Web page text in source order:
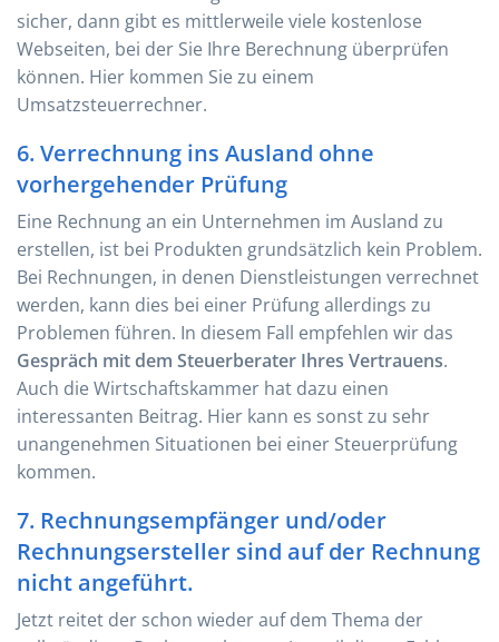
sicher, dann gibt es mittlerweile viele kostenlose
Webseiten, bei der Sie Ihre Berechnung überprüfen
können. Hier kommen Sie zu einem
Umsatzsteuerrechner.
6. Verrechnung ins Ausland ohne
vorhergehender Prüfung
Eine Rechnung an ein Unternehmen im Ausland zu
erstellen, ist bei Produkten grundsätzlich kein Problem.
Bei Rechnungen, in denen Dienstleistungen verrechnet
werden, kann dies bei einer Prüfung allerdings zu
Problemen führen. In diesem Fall empfehlen wir das
Gespräch mit dem Steuerberater Ihres Vertrauens.
Auch die Wirtschaftskammer hat dazu einen
interessanten Beitrag. Hier kann es sonst zu sehr
unangenehmen Situationen bei einer Steuerprüfung
kommen.
7. Rechnungsempfänger und/oder
Rechnungsersteller sind auf der Rechnung
nicht angeführt.
Jetzt reitet der schon wieder auf dem Thema der